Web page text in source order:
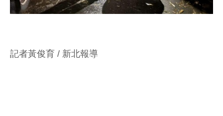
記者黃俊育 / 新北報導